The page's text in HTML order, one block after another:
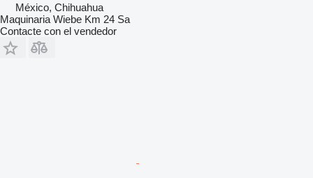
México, Chihuahua
Maquinaria Wiebe Km 24 Sa
Contacte con el vendedor